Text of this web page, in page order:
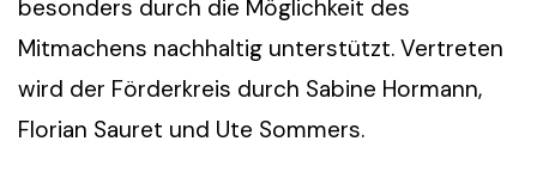
besonders durch die Möglichkeit des
Mitmachens nachhaltig unterstützt. Vertreten
wird der Förderkreis durch Sabine Hormann,
Florian Sauret und Ute Sommers.